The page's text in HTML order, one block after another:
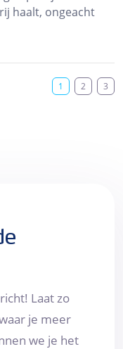
haalt, ongeacht
1 2 3
Laat zo
je meer
we je het